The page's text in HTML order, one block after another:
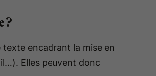
?
encadrant la mise en
Elles peuvent donc